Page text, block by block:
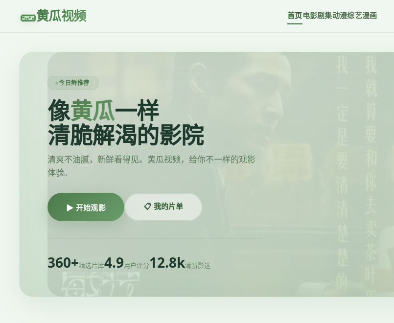
🥒黄瓜视频 首页电影剧集动漫综艺漫画
今日鲜推荐
像黄瓜一样
清脆解渴的影院
清爽不油腻，新鲜看得见。黄瓜视频，给你不一样的观影
体验。
▶ 开始观影 📋 我的片单
360+精选片库4.9用户评分12.8k清新影迷